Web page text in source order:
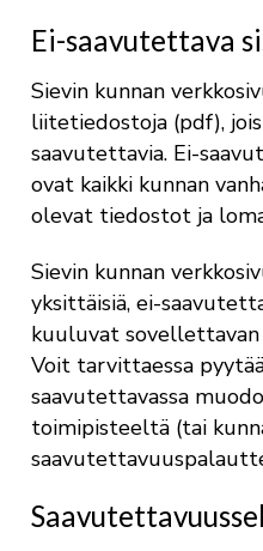
Ei-saavutettava
Sievin kunnan
liitetiedostoja (pdf),
saavutettavia. Ei-
ovat kaikki kunnan
olevat tiedostot ja
Sievin kunnan
yksittäisiä, ei-
kuuluvat sovellettavan
Voit tarvittaessa
saavutettavassa
toimipisteeltä (tai